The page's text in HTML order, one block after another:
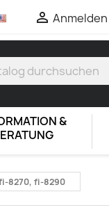
 Anmelden
&
8270, fi-8290